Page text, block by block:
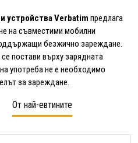
устройства Verbatim предлага
на съвместими мобилни
безжично зареждане.
постави върху зарядната
употреба не е необходимо
за зареждане.
От най-евтините